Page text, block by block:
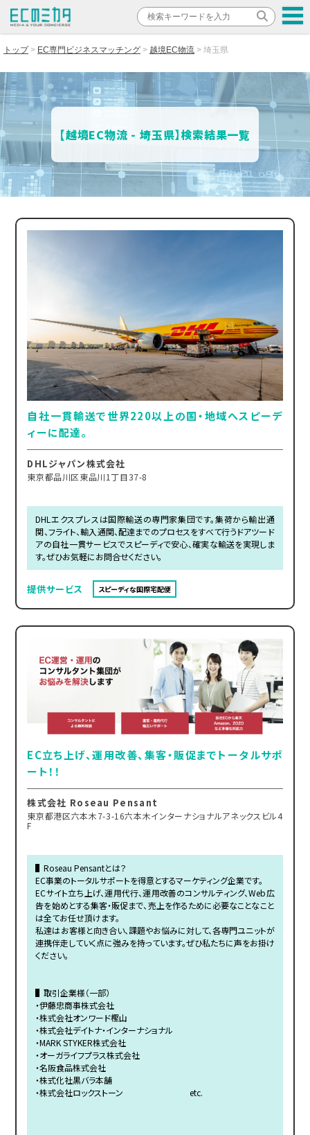
トップ EC専門ビジネスマッチング 越境EC物流 埼玉県
【越境EC物流 - 埼玉県】検索結果一覧
自社一貫輸送で世界220以上の国・地域へスピーデ
ィーに配達。
DHLジャパン株式会社
東京都品川区東品川1丁目37-8
DHLエクスプレスは国際輸送の専門家集団です。集荷から輸出通
関、フライト、輸入通関、配達までのプロセスをすべて行うドアツード
アの自社一貫サービスでスピーディで安心、確実な輸送を実現しま
す。ぜひお気軽にお問合せください。
提供サービス スピーディな国際宅配便
EC立ち上げ、運用改善、集客・販促までトータルサポ
ート！！
株式会社 Roseau Pensant
東京都港区六本木7-3-16六本木インターナショナルアネックスビル4
F
▌Roseau Pensantとは？
EC事業のトータルサポートを得意とするマーケティング企業です。
ECサイト立ち上げ、運用代行、運用改善のコンサルティング、Web広
告を始めとする集客・販促まで、売上を作るために必要なことなこと
は全てお任せ頂けます。
私達はお客様と向き合い、課題やお悩みに対して、各専門ユニットが
連携伴走していく点に強みを持っています。ぜひ私たちに声をお掛け
ください。
▌取引企業様（一部）
・伊藤忠商事株式会社
・株式会社オンワード樫山
・株式会社デイトナ・インターナショナル
・MARK STYKER株式会社
・オーガライフプラス株式会社
・名阪食品株式会社
・株式化社黒バラ本舗
・株式会社ロックストーン etc.